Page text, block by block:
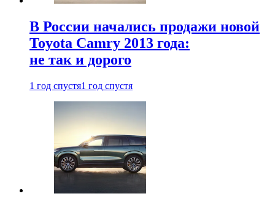
В России начались продажи новой
Toyota Camry 2013 года:
не так и дорого
1 год спустя1 год спустя